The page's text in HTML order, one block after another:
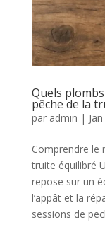
Quels
pêche de la
par admin |
Comprendre le
truite équilibré
repose sur un
l’appât et la
sessions de